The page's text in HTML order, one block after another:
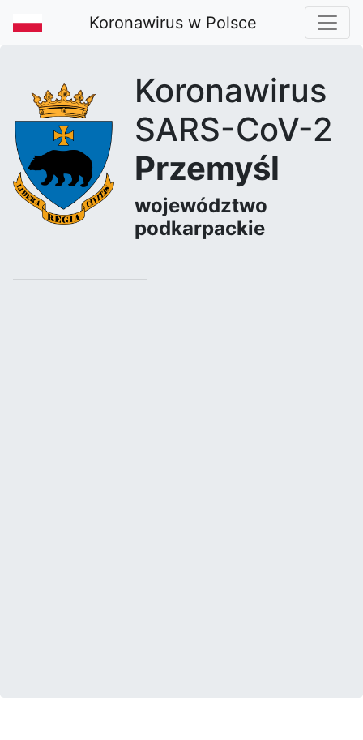
Koronawirus w Polsce
Koronawirus
SARS-CoV-2
Przemyśl
województwo
podkarpackie